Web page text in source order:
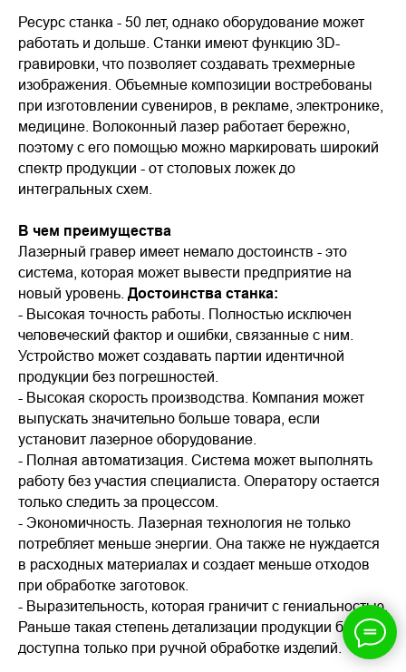
Ресурс станка - 50 лет, однако оборудование может
работать и дольше. Станки имеют функцию 3D-
гравировки, что позволяет создавать трехмерные
изображения. Объемные композиции востребованы
при изготовлении сувениров, в рекламе, электронике,
медицине. Волоконный лазер работает бережно,
поэтому с его помощью можно маркировать широкий
спектр продукции - от столовых ложек до
интегральных схем.
В чем преимущества
Лазерный гравер имеет немало достоинств - это
система, которая может вывести предприятие на
новый уровень. Достоинства станка:
- Высокая точность работы. Полностью исключен
человеческий фактор и ошибки, связанные с ним.
Устройство может создавать партии идентичной
продукции без погрешностей.
- Высокая скорость производства. Компания может
выпускать значительно больше товара, если
установит лазерное оборудование.
- Полная автоматизация. Система может выполнять
работу без участия специалиста. Оператору остается
только следить за процессом.
- Экономичность. Лазерная технология не только
потребляет меньше энергии. Она также не нуждается
в расходных материалах и создает меньше отходов
при обработке заготовок.
- Выразительность, которая граничит с гениальностью.
Раньше такая степень детализации продукции была
доступна только при ручной обработке изделий.